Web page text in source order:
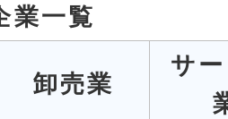
業一覧
卸売業
サ